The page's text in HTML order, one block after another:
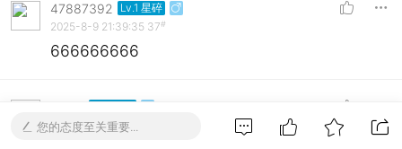
47887392
Lv.1 星碎
2025-8-9 21:39:35 37#
666666666
2025-8-10 19:29:04
您的态度至关重要...